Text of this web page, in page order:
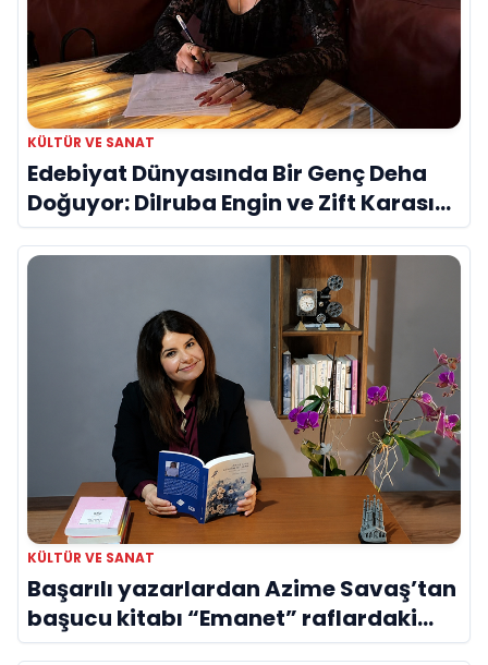
KÜLTÜR VE SANAT
Edebiyat Dünyasında Bir Genç Deha
Doğuyor: Dilruba Engin ve Zift Karası
Evreni ‘AVENOİR’
KÜLTÜR VE SANAT
Başarılı yazarlardan Azime Savaş’tan
başucu kitabı “Emanet” raflardaki
yerini aldı